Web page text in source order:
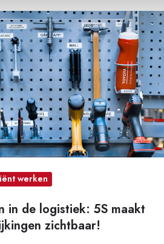
werken
in de logistiek: 5S maakt
zichtbaar!